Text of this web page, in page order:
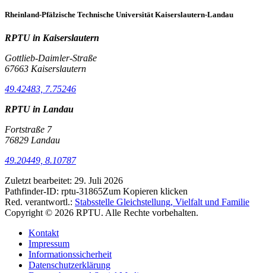
Rheinland-Pfälzische Technische Universität Kaiserslautern-Landau
RPTU in Kaiserslautern
Gottlieb-Daimler-Straße
67663 Kaiserslautern
49.42483, 7.75246
RPTU in Landau
Fortstraße 7
76829 Landau
49.20449, 8.10787
Zuletzt bearbeitet: 29. Juli 2026
Pathfinder-ID: rptu-31865Zum Kopieren klicken
Red. verantwortl.: Stabsstelle Gleichstellung, Vielfalt und Familie
Copyright © 2026 RPTU. Alle Rechte vorbehalten.
Kontakt
Impressum
Informationssicherheit
Datenschutzerklärung